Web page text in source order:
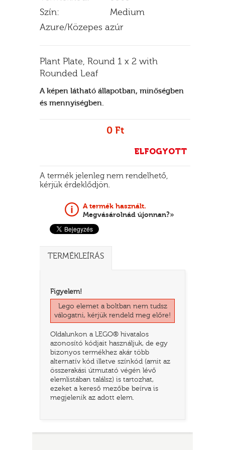
Szín:
Medium
Azure/Közepes azúr
Plant Plate, Round 1 x 2 with
Rounded Leaf
A képen látható állapotban, minőségben
és mennyiségben.
0 Ft
ELFOGYOTT
A termék jelenleg nem rendelhető,
kérjük érdeklődjön.
A termék használt.
Megvásárolnád újonnan?»
TERMÉKLEÍRÁS
Figyelem!
Lego elemet a boltban nem tudsz
válogatni, kérjük rendeld meg előre!
Oldalunkon a LEGO® hivatalos
azonosító kódjait használjuk, de egy
bizonyos termékhez akár több
alternatív kód illetve színkód (amit az
összerakási útmutató végén lévő
elemlistában találsz) is tartozhat,
ezeket a kereső mezőbe beírva is
megjelenik az adott elem.